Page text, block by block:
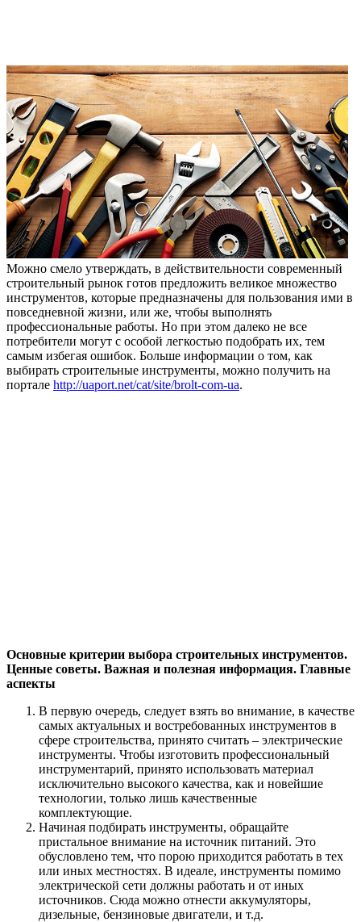
Можно смело утверждать, в действительности современный
строительный рынок готов предложить великое множество
инструментов, которые предназначены для пользования ими в
повседневной жизни, или же, чтобы выполнять
профессиональные работы. Но при этом далеко не все
потребители могут с особой легкостью подобрать их, тем
самым избегая ошибок. Больше информации о том, как
выбирать строительные инструменты, можно получить на
портале http://uaport.net/cat/site/brolt-com-ua.
Основные критерии выбора строительных инструментов.
Ценные советы. Важная и полезная информация. Главные
аспекты
В первую очередь, следует взять во внимание, в качестве
самых актуальных и востребованных инструментов в
сфере строительства, принято считать – электрические
инструменты. Чтобы изготовить профессиональный
инструментарий, принято использовать материал
исключительно высокого качества, как и новейшие
технологии, только лишь качественные
комплектующие.
Начиная подбирать инструменты, обращайте
пристальное внимание на источник питаний. Это
обусловлено тем, что порою приходится работать в тех
или иных местностях. В идеале, инструменты помимо
электрической сети должны работать и от иных
источников. Сюда можно отнести аккумуляторы,
дизельные, бензиновые двигатели, и т.д.